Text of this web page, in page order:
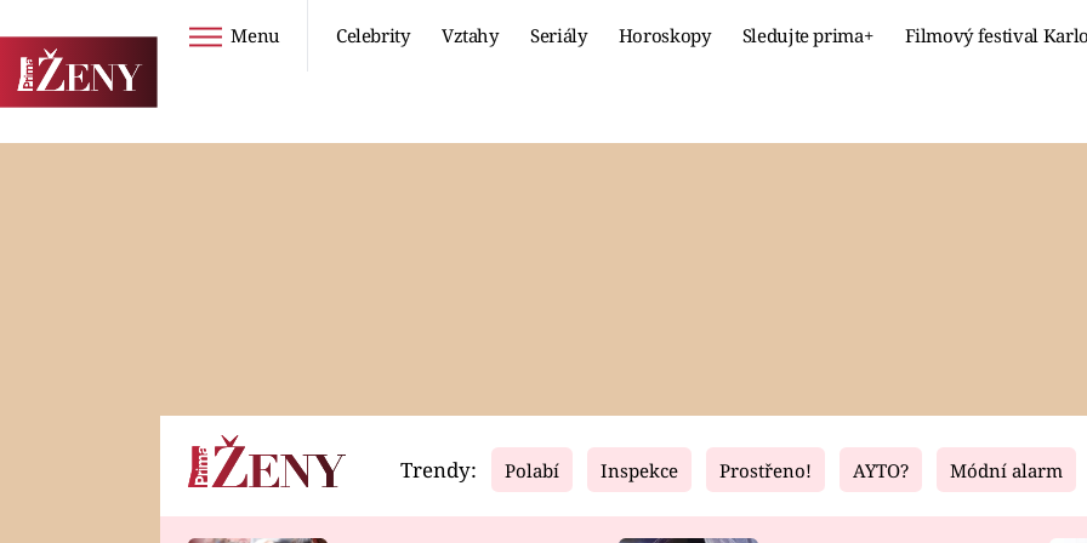
Menu Celebrity Vztahy Seriály Horoskopy Sledujte prima+ Filmový festival
Horoskopy Video Fresh Living
Trendy: Polabí Inspekce Prostřeno! AYTO? Módní alarm